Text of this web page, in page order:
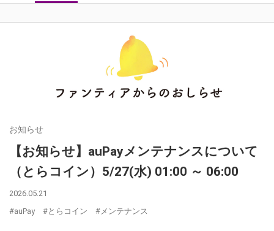
お知らせ
【お知らせ】auPayメンテナンスについて
（とらコイン）5/27(水) 01:00 ～ 06:00
2026.05.21
#auPay
#とらコイン #メンテナンス